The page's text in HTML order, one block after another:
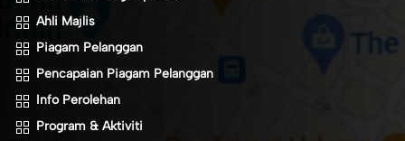
Ahli Majlis
Piagam Pelanggan
Pencapaian Piagam Pelanggan
Info Perolehan
Program & Aktiviti